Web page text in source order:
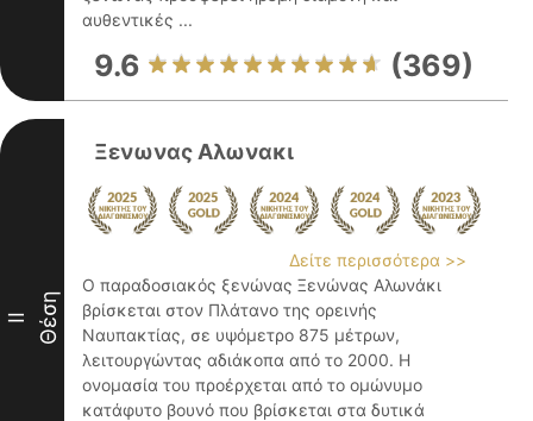
αυθεντικές ...
9.6 (369)
II Θέση
Ξενωνας Αλωνακι
Δείτε περισσότερα >>
Ο παραδοσιακός ξενώνας Ξενώνας Αλωνάκι
βρίσκεται στον Πλάτανο της ορεινής
Ναυπακτίας, σε υψόμετρο 875 μέτρων,
λειτουργώντας αδιάκοπα από το 2000. Η
ονομασία του προέρχεται από το ομώνυμο
κατάφυτο βουνό που βρίσκεται στα δυτικά